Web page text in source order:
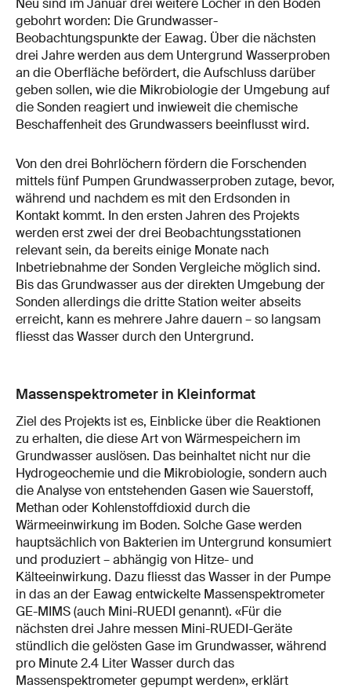
Neu sind im Januar drei weitere Löcher in den Boden
gebohrt worden: Die Grundwasser-
Beobachtungspunkte der Eawag. Über die nächsten
drei Jahre werden aus dem Untergrund Wasserproben
an die Oberfläche befördert, die Aufschluss darüber
geben sollen, wie die Mikrobiologie der Umgebung auf
die Sonden reagiert und inwieweit die chemische
Beschaffenheit des Grundwassers beeinflusst wird.
Von den drei Bohrlöchern fördern die Forschenden
mittels fünf Pumpen Grundwasserproben zutage, bevor,
während und nachdem es mit den Erdsonden in
Kontakt kommt. In den ersten Jahren des Projekts
werden erst zwei der drei Beobachtungsstationen
relevant sein, da bereits einige Monate nach
Inbetriebnahme der Sonden Vergleiche möglich sind.
Bis das Grundwasser aus der direkten Umgebung der
Sonden allerdings die dritte Station weiter abseits
erreicht, kann es mehrere Jahre dauern – so langsam
fliesst das Wasser durch den Untergrund.
Massenspektrometer in Kleinformat
Ziel des Projekts ist es, Einblicke über die Reaktionen
zu erhalten, die diese Art von Wärmespeichern im
Grundwasser auslösen. Das beinhaltet nicht nur die
Hydrogeochemie und die Mikrobiologie, sondern auch
die Analyse von entstehenden Gasen wie Sauerstoff,
Methan oder Kohlenstoffdioxid durch die
Wärmeeinwirkung im Boden. Solche Gase werden
hauptsächlich von Bakterien im Untergrund konsumiert
und produziert – abhängig von Hitze- und
Kälteeinwirkung. Dazu fliesst das Wasser in der Pumpe
in das an der Eawag entwickelte Massenspektrometer
GE-MIMS (auch Mini-RUEDI genannt). «Für die
nächsten drei Jahre messen Mini-RUEDI-Geräte
stündlich die gelösten Gase im Grundwasser, während
pro Minute 2.4 Liter Wasser durch das
Massenspektrometer gepumpt werden», erklärt